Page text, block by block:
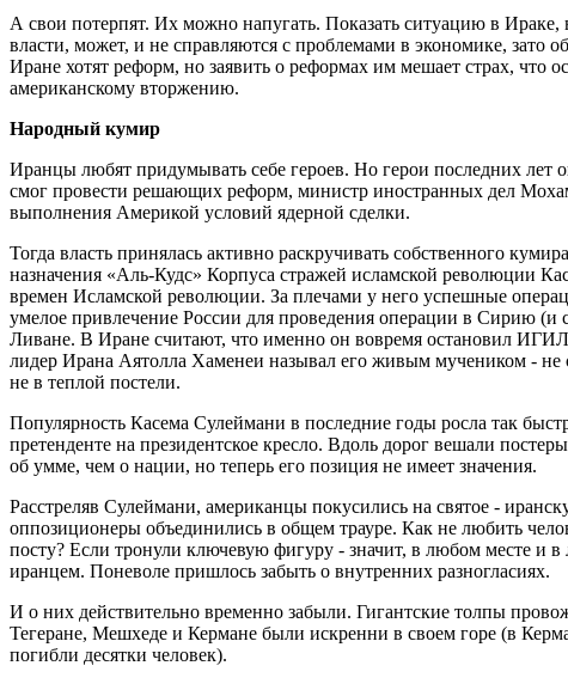
А свои потерпят. Их можно напугать. Показать ситуацию в
власти, может, и не справляются с проблемами в экономике, зато
Иране хотят реформ, но заявить о реформах им мешает страх, что
американскому вторжению.
Народный кумир
Иранцы любят придумывать себе героев. Но герои последних лет
смог провести решающих реформ, министр иностранных дел
выполнения Америкой условий ядерной сделки.
Тогда власть принялась активно раскручивать собственного
назначения «Аль-Кудс» Корпуса стражей исламской революции
времен Исламской революции. За плечами у него успешные
умелое привлечение России для проведения операции в Сирию (и
Ливане. В Иране считают, что именно он вовремя остановил
лидер Ирана Аятолла Хаменеи называл его живым мучеником - не
не в теплой постели.
Популярность Касема Сулеймани в последние годы росла так
претенденте на президентское кресло. Вдоль дорог вешали
об умме, чем о нации, но теперь его позиция не имеет значения.
Расстреляв Сулеймани, американцы покусились на святое -
оппозиционеры объединились в общем трауре. Как не любить
посту? Если тронули ключевую фигуру - значит, в любом месте и
иранцем. Поневоле пришлось забыть о внутренних разногласиях.
И о них действительно временно забыли. Гигантские толпы
Тегеране, Мешхеде и Кермане были искренни в своем горе (в
погибли десятки человек).